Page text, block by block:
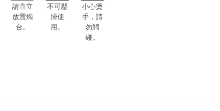
請直立
放置燭
台。
不可懸
掛使
用。
小心燙
手，請
勿觸
碰。